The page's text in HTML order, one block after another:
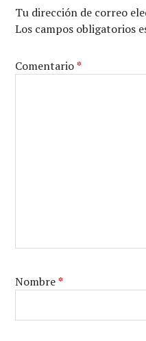
Tu dirección de correo
Los campos obligatorios
Comentario*
Nombre*